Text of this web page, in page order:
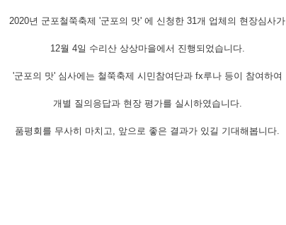
2020년 군포철쭉축제 '군포의 맛' 에 신청한 31개 업체의 현장심사가
12월 4일 수리산 상상마을에서 진행되었습니다.
'군포의 맛' 심사에는 철쭉축제 시민참여단과 fx루나 등이 참여하여
개별 질의응답과 현장 평가를 실시하였습니다.
품평회를 무사히 마치고, 앞으로 좋은 결과가 있길 기대해봅니다.